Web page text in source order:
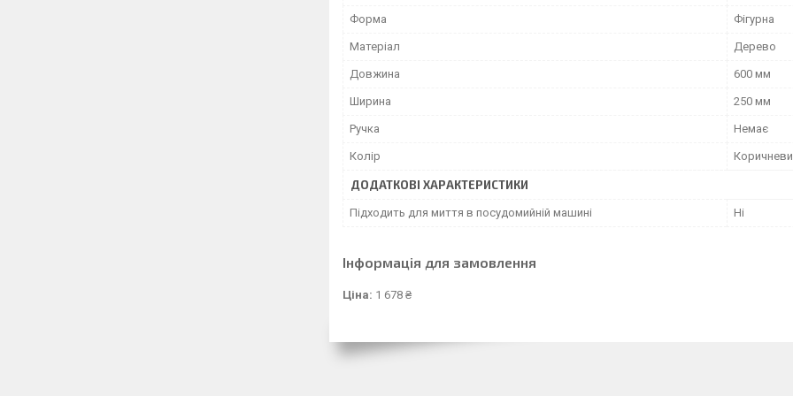
Форма Фігурна
Матеріал Дерево
Довжина 600 мм
Ширина 250 мм
Ручка Немає
Колір
ДОДАТКОВІ ХАРАКТЕРИСТИКИ
Підходить для миття в посудомийній машині Ні
Інформація для замовлення
Ціна: 1 678 ₴